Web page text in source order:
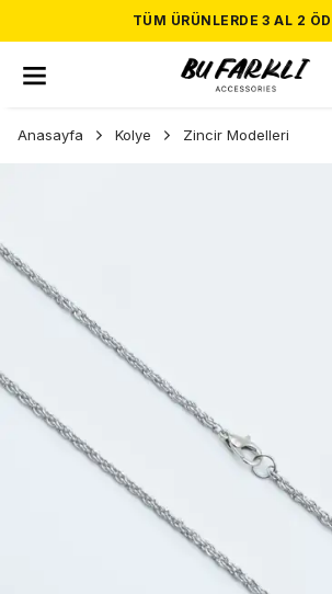
TÜM ÜRÜNLERDE 3 AL 2
Anasayfa Kolye Zincir Modelleri